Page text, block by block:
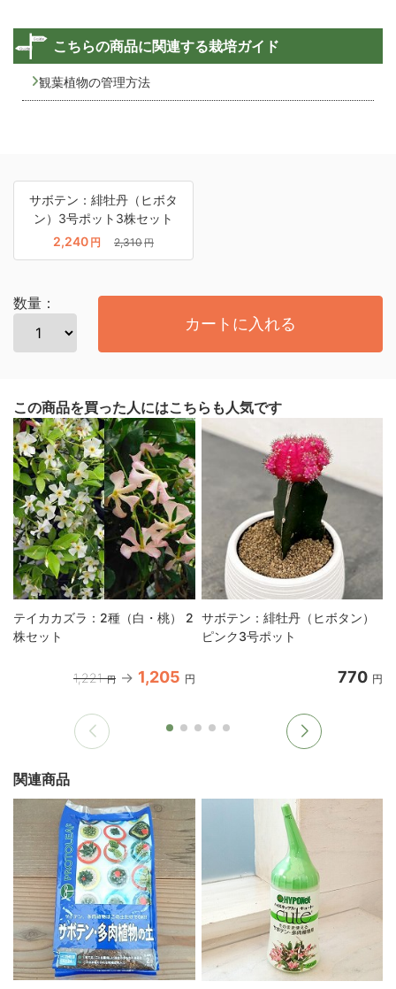
こちらの商品に関連する栽培ガイド
観葉植物の管理方法
サボテン：緋牡丹（ヒボタ
ン）3号ポット3株セット
2,240 円 2,310円
数量：
カートに入れる
この商品を買った人にはこちらも人気です
テイカカズラ：2種（白・桃） 2
株セット
1,221 円 1,205 円
サボテン：緋牡丹（ヒボタン）
ピンク3号ポット
770 円
関連商品